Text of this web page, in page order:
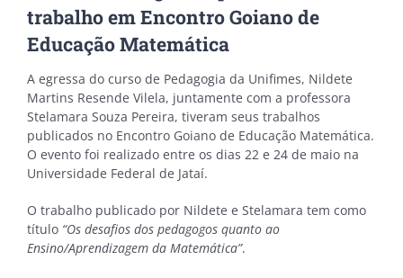
trabalho em Encontro Goiano de
Educação Matemática
A egressa do curso de Pedagogia da Unifimes, Nildete
Martins Resende Vilela, juntamente com a professora
Stelamara Souza Pereira, tiveram seus trabalhos
publicados no Encontro Goiano de Educação Matemática.
O evento foi realizado entre os dias 22 e 24 de maio na
Universidade Federal de Jataí.
O trabalho publicado por Nildete e Stelamara tem como
título “Os desafios dos pedagogos quanto ao
Ensino/Aprendizagem da Matemática”.